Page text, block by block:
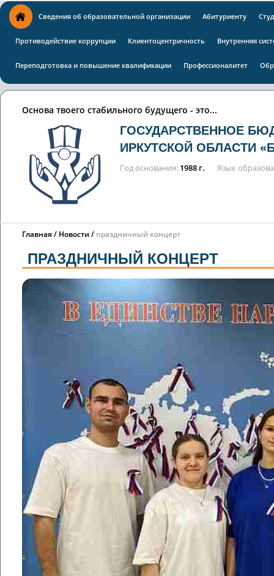
Сведения об образовательной организации Абитуриенту
Противодействие коррупции Клиентоцентричность Внутренняя
Переподготовка и повышение квалификации Профессионалитет
Основа твоего стабильного будущего - это...
ГОСУДАРСТВЕННОЕ
ИРКУТСКОЙ ОБЛАСТИ
Год основания 1988 г. Язык
Главная Новости праздничный концерт
ПРАЗДНИЧНЫЙ КОНЦЕРТ